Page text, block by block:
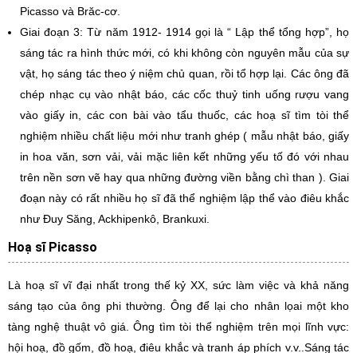
Picasso và Brăc-cơ.
Giai đoạn 3: Từ năm 1912- 1914 gọi là “ Lập thể tổng hợp”, họ
sáng tác ra hình thức mới, có khi không còn nguyên mẫu của sự
vật, họ sáng tác theo ý niệm chủ quan, rồi tổ hợp lại. Các ông đã
chép nhạc cụ vào nhật báo, các cốc thuỷ tinh uống rượu vang
vào giấy in, các con bài vào tẩu thuốc, các hoạ sĩ tìm tòi thể
nghiệm nhiều chất liệu mới như tranh ghép ( mẫu nhật báo, giấy
in hoa văn, sơn vải, vải mặc liên kết những yếu tố đó với nhau
trên nền sơn vẽ hay qua những đường viền bằng chì than ). Giai
đoạn này có rất nhiều họ sĩ đã thể nghiệm lập thể vào điêu khắc
như Đuy Săng, Ackhipenkô, Brankuxi.
Hoạ sĩ Picasso
Là hoạ sĩ vĩ đại nhất trong thế kỷ XX, sức làm việc và khả năng
sáng tạo của ông phi thường. Ông để lại cho nhân lọai một kho
tàng nghệ thuật vô giá. Ông tìm tòi thể nghiệm trên mọi lĩnh vực:
hội hoạ, đồ gốm, đồ hoạ, điêu khắc và tranh áp phích v.v..Sáng tác